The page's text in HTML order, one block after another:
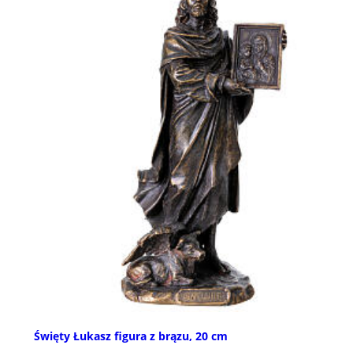
Święty Łukasz figura z brązu, 20 cm